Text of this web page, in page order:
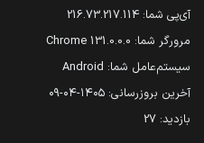
آی‌پی شما: 216.73.217.114
مرورگر شما: 131.0.0.0 Chrome
سیستم‌عامل شما: Android
آخرین بروزرسانی: ۱۴۰۵-۰۴-۰۹
بازدید: 27